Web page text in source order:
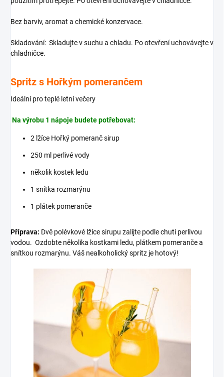
Bez barviv, aromat a chemické konzervace.
Skladování: Skladujte v suchu a chladu. Po otevření uchovávejte v
chladničce.
Spritz s Hořkým pomerančem
Ideální pro teplé letní večery
Na výrobu 1 nápoje budete potřebovat:
2 lžíce Hořký pomeranč sirup
250 ml perlivé vody
několik kostek ledu
1 snítka rozmarýnu
1 plátek pomeranče
Příprava: Dvě polévkové lžíce sirupu zalijte podle chuti perlivou
vodou. Ozdobte několika kostkami ledu, plátkem pomeranče a
snítkou rozmarýnu. Váš nealkoholický spritz je hotový!